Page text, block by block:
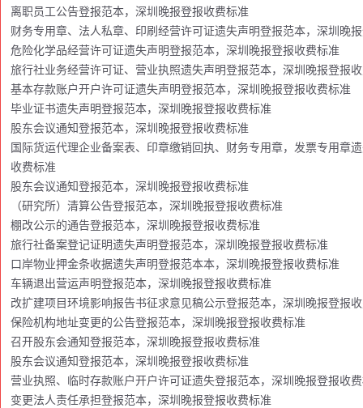
离职员工公告登报范本，深圳晚报登报收费标准
财务专用章、法人私章、印刷经营许可证遗失声明登报范本，深圳晚
危险化学品经营许可证遗失声明登报范本，深圳晚报登报收费标准
旅行社业务经营许可证、营业执照遗失声明登报范本，深圳晚报登报
基本存款账户开户许可证遗失声明登报范本，深圳晚报登报收费标准
毕业证书遗失声明登报范本，深圳晚报登报收费标准
股东会议通知登报范本，深圳晚报登报收费标准
国际货运代理企业备案表、印章缴销回执、财务专用章，发票专用章
收费标准
股东会议通知登报范本，深圳晚报登报收费标准
（研究所）清算公告登报范本，深圳晚报登报收费标准
棚改公示的通告登报范本，深圳晚报登报收费标准
旅行社备案登记证明遗失声明登报范本，深圳晚报登报收费标准
口岸物业押金条收据遗失声明登报范本本，深圳晚报登报收费标准
车辆退出营运声明登报范本，深圳晚报登报收费标准
改扩建项目环境影响报告书征求意见稿公示登报范本，深圳晚报登报
保险机构地址变更的公告登报范本，深圳晚报登报收费标准
召开股东会通知登报范本，深圳晚报登报收费标准
股东会议通知登报范本，深圳晚报登报收费标准
营业执照、临时存款账户开户许可证遗失登报范本，深圳晚报登报收
变更法人责任承担登报范本，深圳晚报登报收费标准